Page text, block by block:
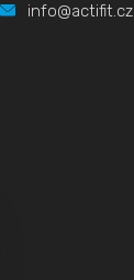
info@actifit.cz